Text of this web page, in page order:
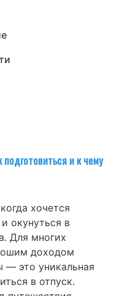
и к чему
хочется
окунуться в
Для многих
доходом
— это уникальная
в отпуск.